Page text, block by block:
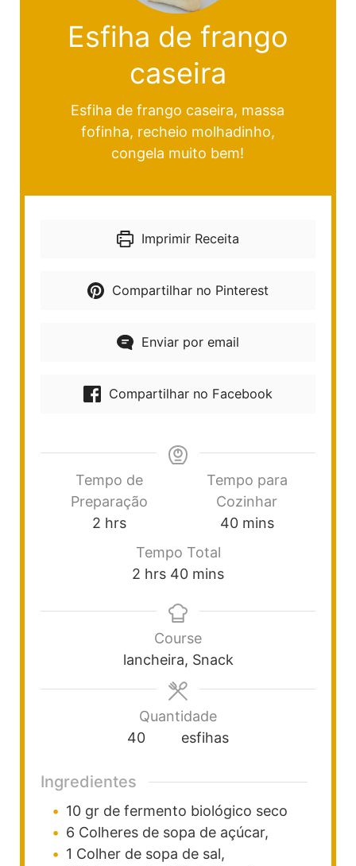
Esfiha de frango
caseira
Esfiha de frango caseira, massa
fofinha, recheio molhadinho,
congela muito bem!
Imprimir Receita
Compartilhar no Pinterest
Enviar por email
Compartilhar no Facebook
Tempo de
Preparação
2 hrs
Tempo para
Cozinhar
40 mins
Tempo Total
2 hrs 40 mins
Course
lancheira, Snack
Quantidade
40
esfihas
Ingredientes
10 gr de fermento biológico seco
6 Colheres de sopa de açúcar,
1 Colher de sopa de sal,